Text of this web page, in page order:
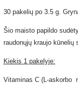
30 pakelių po 3.5 g.
Šio maisto papildo
raudonųjų kraujo kūnelių
Kiekis 1 pakelyje:
Vitaminas C